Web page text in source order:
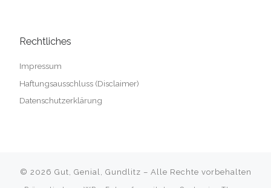
Rechtliches
Impressum
Haftungsausschluss (Disclaimer)
Datenschutzerklärung
© 2026 Gut, Genial, Gundlitz – Alle Rechte vorbehalten